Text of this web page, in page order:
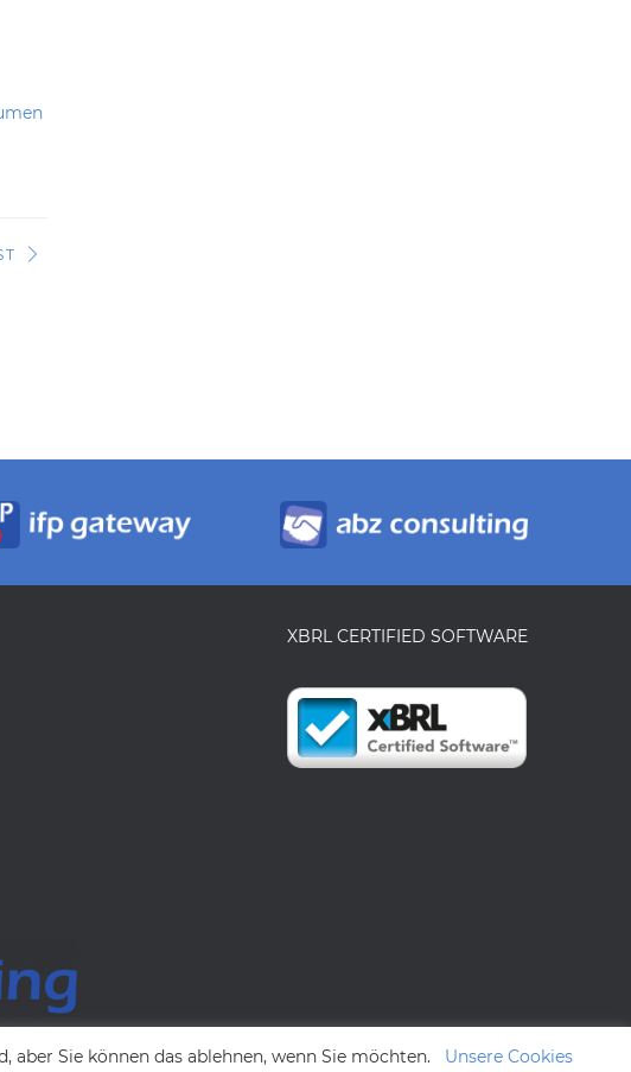
XBRL CERTIFIED SOFTWARE
aber Sie können das ablehnen, wenn Sie möchten. Unsere Cookies